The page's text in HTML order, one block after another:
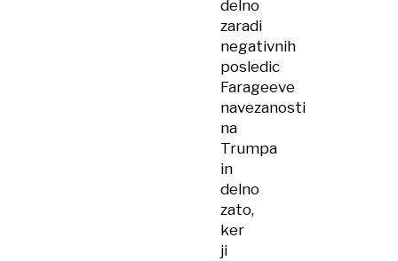
delno
zaradi
negativnih
posledic
Farageeve
navezanosti
na
Trumpa
in
delno
zato,
ker
ji